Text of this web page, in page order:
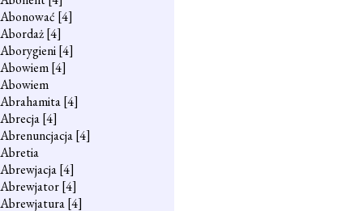
Abonować [4]
Abordaż[4]
Aborygieni[4]
Abowiem[4]
Abowiem
Abrahamita[4]
Abrecja[4]
Abrenuncjacja[4]
Abretia
Abrewjacja[4]
Abrewjator[4]
Abrewjatura[4]